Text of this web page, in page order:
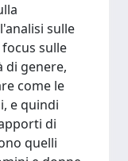
sulle
sulle
di genere,
come le
e quindi
di
quelli